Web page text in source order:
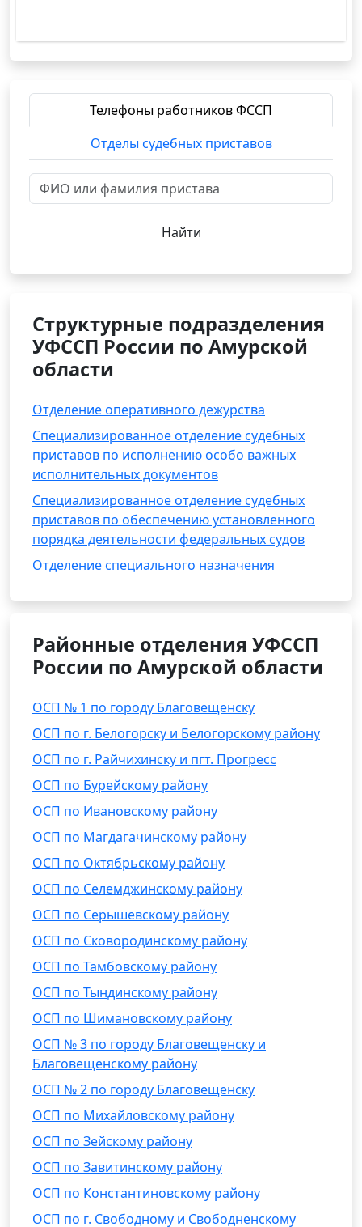
Телефоны работников ФССП
Отделы судебных приставов
Найти
Структурные подразделения
УФССП России по Амурской
области
Отделение оперативного дежурства
Специализированное отделение судебных
приставов по исполнению особо важных
исполнительных документов
Специализированное отделение судебных
приставов по обеспечению установленного
порядка деятельности федеральных судов
Отделение специального назначения
Районные отделения УФССП
России по Амурской области
ОСП № 1 по городу Благовещенску
ОСП по г. Белогорску и Белогорскому району
ОСП по г. Райчихинску и пгт. Прогресс
ОСП по Бурейскому району
ОСП по Ивановскому району
ОСП по Магдагачинскому району
ОСП по Октябрьскому району
ОСП по Селемджинскому району
ОСП по Серышевскому району
ОСП по Сковородинскому району
ОСП по Тамбовскому району
ОСП по Тындинскому району
ОСП по Шимановскому району
ОСП № 3 по городу Благовещенску и
Благовещенскому району
ОСП № 2 по городу Благовещенску
ОСП по Михайловскому району
ОСП по Зейскому району
ОСП по Завитинскому району
ОСП по Константиновскому району
ОСП по г. Свободному и Свободненскому